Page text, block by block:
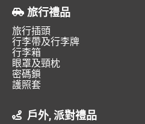
旅行禮品
旅行插頭
行李帶及行李牌
行李箱
眼罩及頸枕
密碼鎖
護照套
戶外, 派對禮品